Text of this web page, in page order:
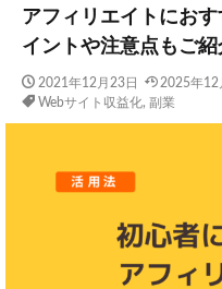
アフィリエイトにお
イントや注意点もご紹
2021年12月23日 2025年12
Webサイト収益化, 副業